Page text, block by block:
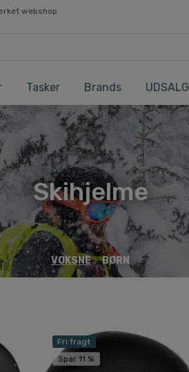
webshop
Tasker Brands UDSALG
Skihjelme
VOKSNE BØRN
Fri fragt
Spar 11 %